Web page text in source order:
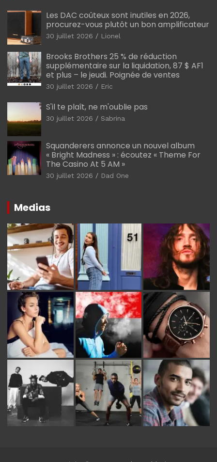
Les DAC coûteux sont inutiles en 2026,
procurez-vous plutôt un bon amplificateur
30 juillet 2026 Lionel
Brooks Brothers 25 % de réduction
supplémentaire sur la liquidation, 87 $ AF1
et plus – le jeudi. Poignée de ventes
30 juillet 2026 Eric
S'il te plaît, ne m'oublie pas
30 juillet 2026 Sabrina
Squanderers annonce un nouvel album
« Bright Madness » : écoutez « Theme For
The Casino At 5 AM »
30 juillet 2026 Dad One
Medias